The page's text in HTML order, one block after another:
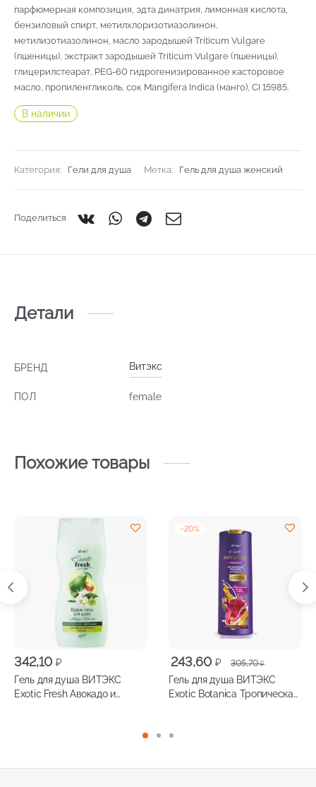
парфюмерная композиция, эдта динатрия, лимонная кислота,
бензиловый спирт, метилхлоризотиазолинон,
метилизотиазолинон, масло зародышей Triticum Vulgare
(пшеницы), экстракт зародышей Triticum Vulgare (пшеницы),
глицерилстеарат, PEG-60 гидрогенизированное касторовое
масло, пропиленгликоль, сок Mangifera Indica (манго), CI 15985.
В наличии
Категория: Гели для душа Метка: Гель для душа женский
Поделиться
Детали
БРЕНД Витэкс
ПОЛ female
Похожие товары
342,10 ₽
Гель для душа ВИТЭКС
Exotic Fresh Авокадо и
-20%
305,70₽
Первоначальная
цена
составляла
243,60 ₽
Текущая
цена:
243,60 ₽.
Гель для душа ВИТЭКС
Exotic Botanica Тропическая